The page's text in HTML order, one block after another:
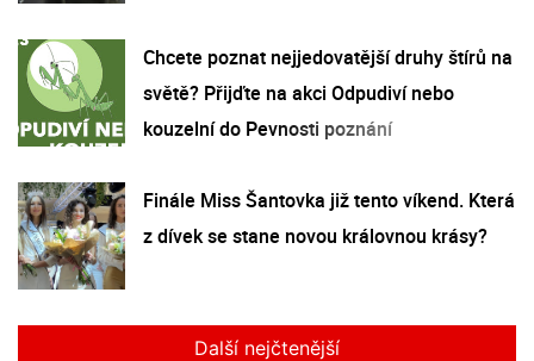
Chcete poznat nejjedovatější druhy štírů na
světě? Přijďte na akci Odpudiví nebo
kouzelní do Pevnosti poznání
Finále Miss Šantovka již tento víkend. Která
z dívek se stane novou královnou krásy?
Další nejčtenější